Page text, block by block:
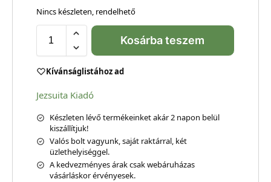
Nincs készleten, rendelhető
Kosárba teszem
Kívánságlistához ad
Jezsuita Kiadó
Készleten lévő termékeinket akár 2 napon belül
kiszállítjuk!
Valós bolt vagyunk, saját raktárral, két
üzlethelyiséggel.
A kedvezményes árak csak webáruházas
vásárláskor érvényesek.